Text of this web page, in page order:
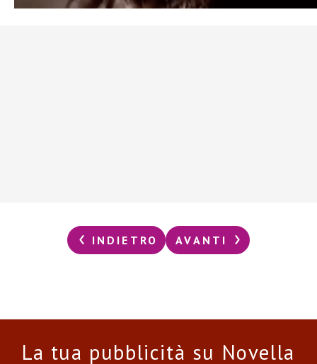
INDIETRO AVANTI
La tua pubblicità su Novella